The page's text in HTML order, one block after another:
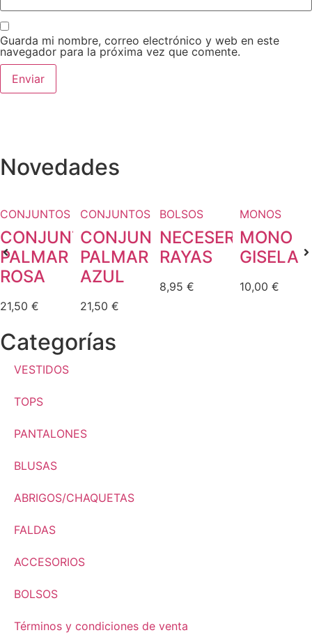
Guarda mi nombre, correo electrónico y web en este
navegador para la próxima vez que comente.
Novedades
CONJUNTOS
CONJUNTO
PALMAR
ROSA
21,50 €
CONJUNTOS
CONJUNTO
PALMAR
AZUL
21,50 €
BOLSOS
NECESER
RAYAS
8,95 €
MONOS
MONO
GISELA
10,00 €
Categorías
VESTIDOS
TOPS
PANTALONES
BLUSAS
ABRIGOS/CHAQUETAS
FALDAS
ACCESORIOS
BOLSOS
Términos y condiciones de venta